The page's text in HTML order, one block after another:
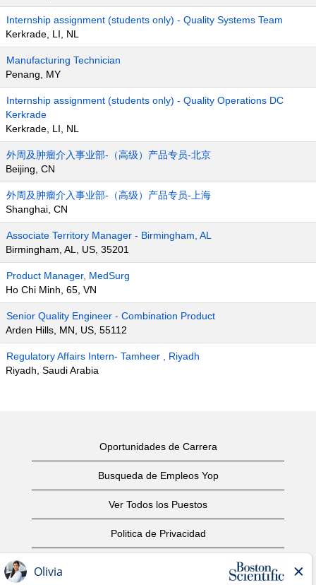
Internship assignment (students only) - Quality Systems Team
Kerkrade, LI, NL
Manufacturing Technician
Penang, MY
Internship assignment (students only) - Quality Operations DC
Kerkrade
Kerkrade, LI, NL
外周及肿瘤介入事业部-（高级）产品专员-北京
Beijing, CN
外周及肿瘤介入事业部-（高级）产品专员-上海
Shanghai, CN
Associate Territory Manager - Birmingham, AL
Birmingham, AL, US, 35201
Product Manager, MedSurg
Ho Chi Minh, 65, VN
Senior Quality Engineer - Combination Product
Arden Hills, MN, US, 55112
Regulatory Affairs Intern- Tamheer , Riyadh
Riyadh, Saudi Arabia
Oportunidades de Carrera
Busqueda de Empleos Yop
Ver Todos los Puestos
Politica de Privacidad